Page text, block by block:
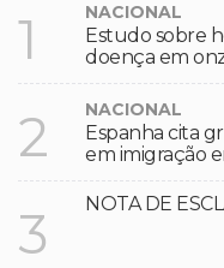
1 NACIONAL
Estudo sobre
doença em
2 NACIONAL
Espanha cita
em imigração
3 NOTA DE